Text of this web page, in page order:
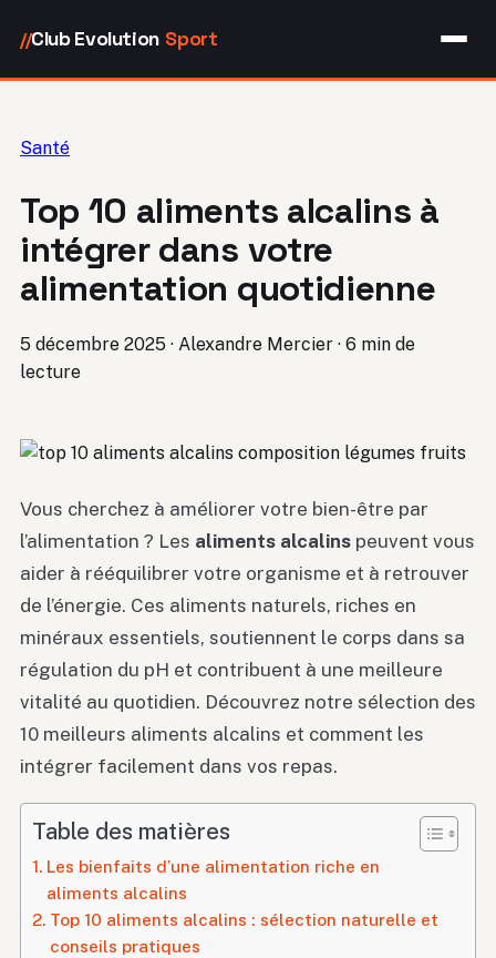
//Club Evolution Sport
Santé
Top 10 aliments alcalins à
intégrer dans votre
alimentation quotidienne
5 décembre 2025 · Alexandre Mercier · 6 min de
lecture
Vous cherchez à améliorer votre bien-être par
l’alimentation ? Les aliments alcalins peuvent vous
aider à rééquilibrer votre organisme et à retrouver
de l’énergie. Ces aliments naturels, riches en
minéraux essentiels, soutiennent le corps dans sa
régulation du pH et contribuent à une meilleure
vitalité au quotidien. Découvrez notre sélection des
10 meilleurs aliments alcalins et comment les
intégrer facilement dans vos repas.
Table des matières
Les bienfaits d’une alimentation riche en
aliments alcalins
Top 10 aliments alcalins : sélection naturelle et
conseils pratiques